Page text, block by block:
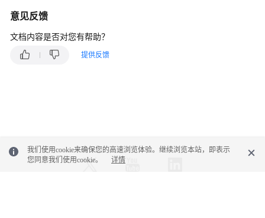
视
频
帮
助
更
多
意见反馈
文档内容是否对您有帮助？
提供反馈
我们使用cookie来确保您的高速浏览体验。继续浏览本站，即表示
您同意我们使用cookie。
详情